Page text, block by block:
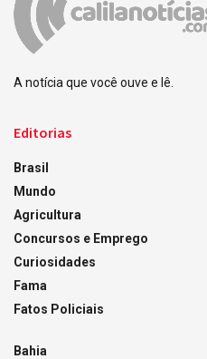
A notícia que você ouve e lê.
Editorias
Brasil
Mundo
Agricultura
Concursos e Emprego
Curiosidades
Fama
Fatos Policiais
Bahia